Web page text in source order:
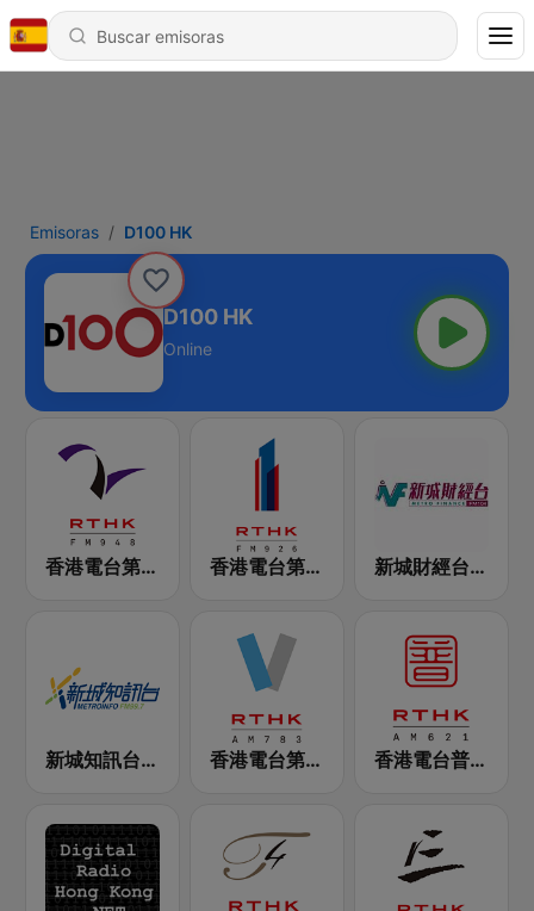
Emisoras D100 HK
D100 HK
Online
香港電台第二台 RTHK Radio 2 香港電台第一台 RTHK Radio 1 新城財經台 Metro Finance FM104
新城知訊台 MetroInfo FM99.7 香港電台第五台 - RTHK Radio 5 香港電台普通話台 RTHK Radio